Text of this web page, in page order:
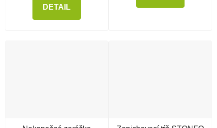
DETAIL